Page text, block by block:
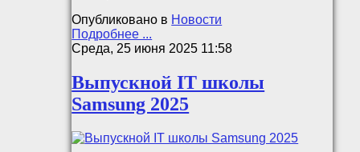
Опубликовано в Новости
Подробнее ...
Среда, 25 июня 2025 11:58
Выпускной IT школы
Samsung 2025